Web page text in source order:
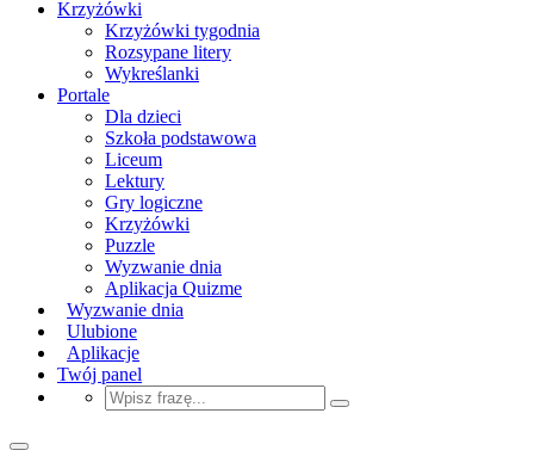
Krzyżówki
Krzyżówki tygodnia
Rozsypane litery
Wykreślanki
Portale
Dla dzieci
Szkoła podstawowa
Liceum
Lektury
Gry logiczne
Krzyżówki
Puzzle
Wyzwanie dnia
Aplikacja Quizme
Wyzwanie dnia
Ulubione
Aplikacje
Twój panel